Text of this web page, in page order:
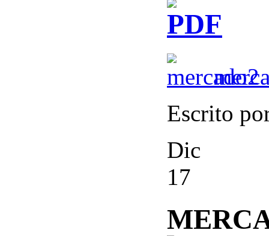
Escrito
Dic
17